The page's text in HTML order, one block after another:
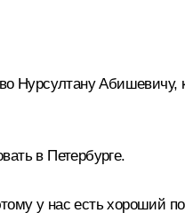
Нурсултану
в Петербурге.
у нас есть хороший